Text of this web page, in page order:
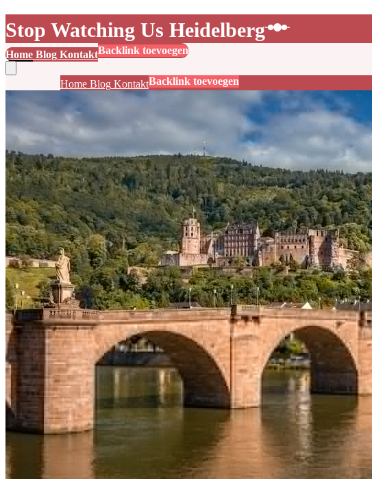
Stop Watching Us Heidelberg
Home Blog KontaktBacklink toevoegen
HomeBlogKontaktBacklink toevoegen